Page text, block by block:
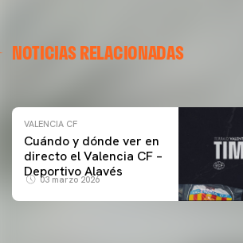
NOTICIAS RELACIONADAS
ENTRENAMIENTO DEL VALENCIA
VALENCIA CF
Cuándo y dónde ver en
directo el Valencia CF –
Deportivo Alavés
03 marzo 2026